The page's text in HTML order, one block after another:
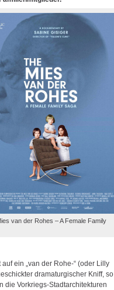
van der Rohes – A Female Family
ein „van der Rohe-“ (oder Lilly
dramaturgischer Kniff, so
die Vorkriegs-Stadtarchitekturen